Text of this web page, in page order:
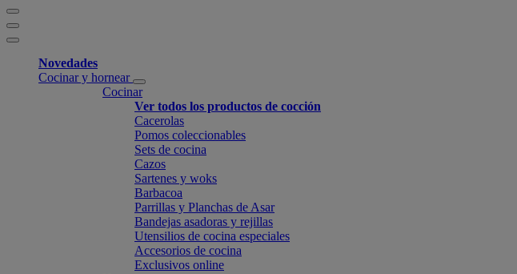
Novedades
Cocinar y hornear
Cocinar
Ver todos los productos de cocción
Cacerolas
Pomos coleccionables
Sets de cocina
Cazos
Sartenes y woks
Barbacoa
Parrillas y Planchas de Asar
Bandejas asadoras y rejillas
Utensilios de cocina especiales
Accesorios de cocina
Exclusivos online